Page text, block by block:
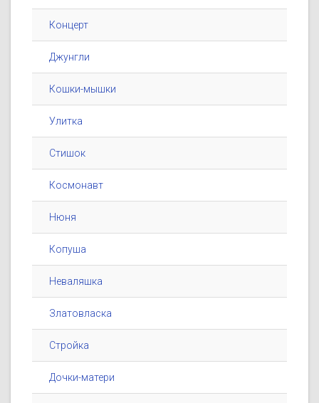
Концерт
Джунгли
Кошки-мышки
Улитка
Стишок
Космонавт
Нюня
Копуша
Неваляшка
Златовласка
Стройка
Дочки-матери